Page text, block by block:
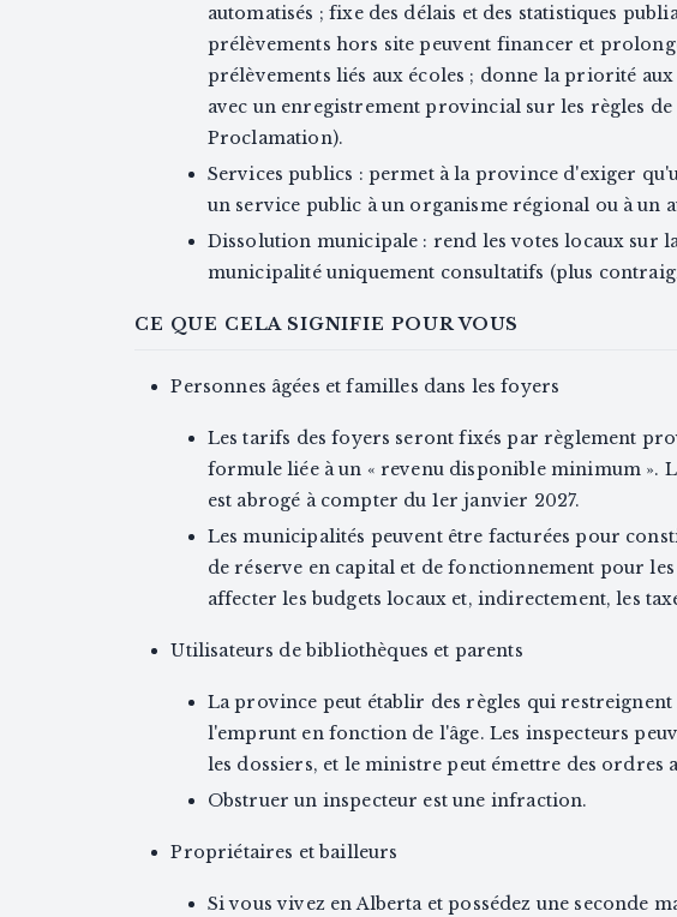
automatisés ; fixe des délais et des statistiques
prélèvements hors site peuvent financer et
prélèvements liés aux écoles ; donne la priorité
avec un enregistrement provincial sur les règles
Proclamation).
Services publics : permet à la province d'exiger
un service public à un organisme régional ou à un
Dissolution municipale : rend les votes locaux sur
municipalité uniquement consultatifs (plus
CE QUE CELA SIGNIFIE POUR VOUS
Personnes âgées et familles dans les foyers
Les tarifs des foyers seront fixés par règlement
formule liée à un « revenu disponible minimum ».
est abrogé à compter du 1er janvier 2027.
Les municipalités peuvent être facturées pour
de réserve en capital et de fonctionnement pour
affecter les budgets locaux et, indirectement, les
Utilisateurs de bibliothèques et parents
La province peut établir des règles qui
l'emprunt en fonction de l'âge. Les inspecteurs
les dossiers, et le ministre peut émettre des ordres
Obstruer un inspecteur est une infraction.
Propriétaires et bailleurs
Si vous vivez en Alberta et possédez une seconde